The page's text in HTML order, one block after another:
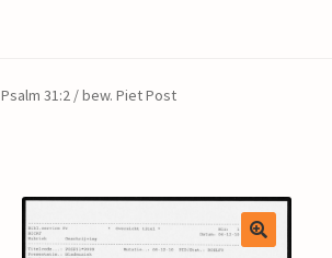
Psalm 31:2 / bew. Piet Post